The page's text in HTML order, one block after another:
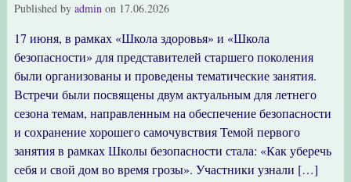
Published by adminon 17.06.2026
17 июня, в рамках «Школа здоровья» и «Школа
безопасности» для представителей старшего поколения
были организованы и проведены тематические занятия.
Встречи были посвящены двум актуальным для летнего
сезона темам, направленным на обеспечение безопасности
и сохранение хорошего самочувствия Темой первого
занятия в рамках Школы безопасности стала: «Как уберечь
себя и свой дом во время грозы». Участники узнали […]